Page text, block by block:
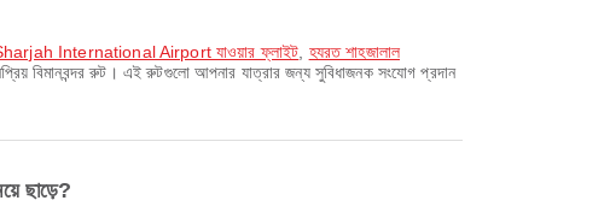
International Airport যাওয়ার ফ্লাইট হযরত শাহজালাল
রুট। এই রুটগুলো আপনার যাত্রার জন্য সুবিধাজনক সংযোগ প্রদান
ছাড়ে?